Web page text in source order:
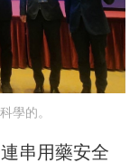
學的。
串用藥安全